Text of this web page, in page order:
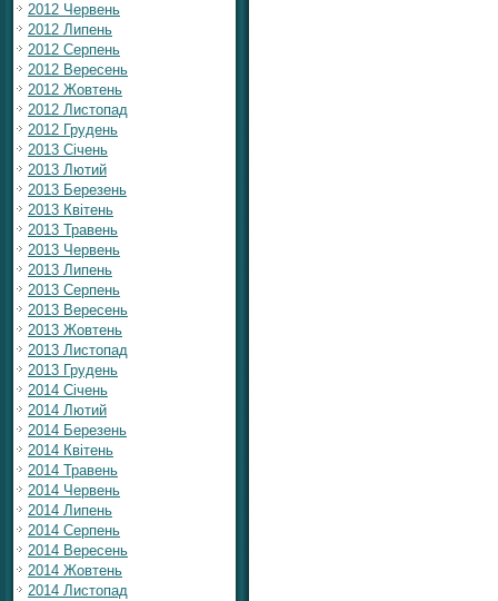
2012 Червень
2012 Липень
2012 Серпень
2012 Вересень
2012 Жовтень
2012 Листопад
2012 Грудень
2013 Січень
2013 Лютий
2013 Березень
2013 Квітень
2013 Травень
2013 Червень
2013 Липень
2013 Серпень
2013 Вересень
2013 Жовтень
2013 Листопад
2013 Грудень
2014 Січень
2014 Лютий
2014 Березень
2014 Квітень
2014 Травень
2014 Червень
2014 Липень
2014 Серпень
2014 Вересень
2014 Жовтень
2014 Листопад